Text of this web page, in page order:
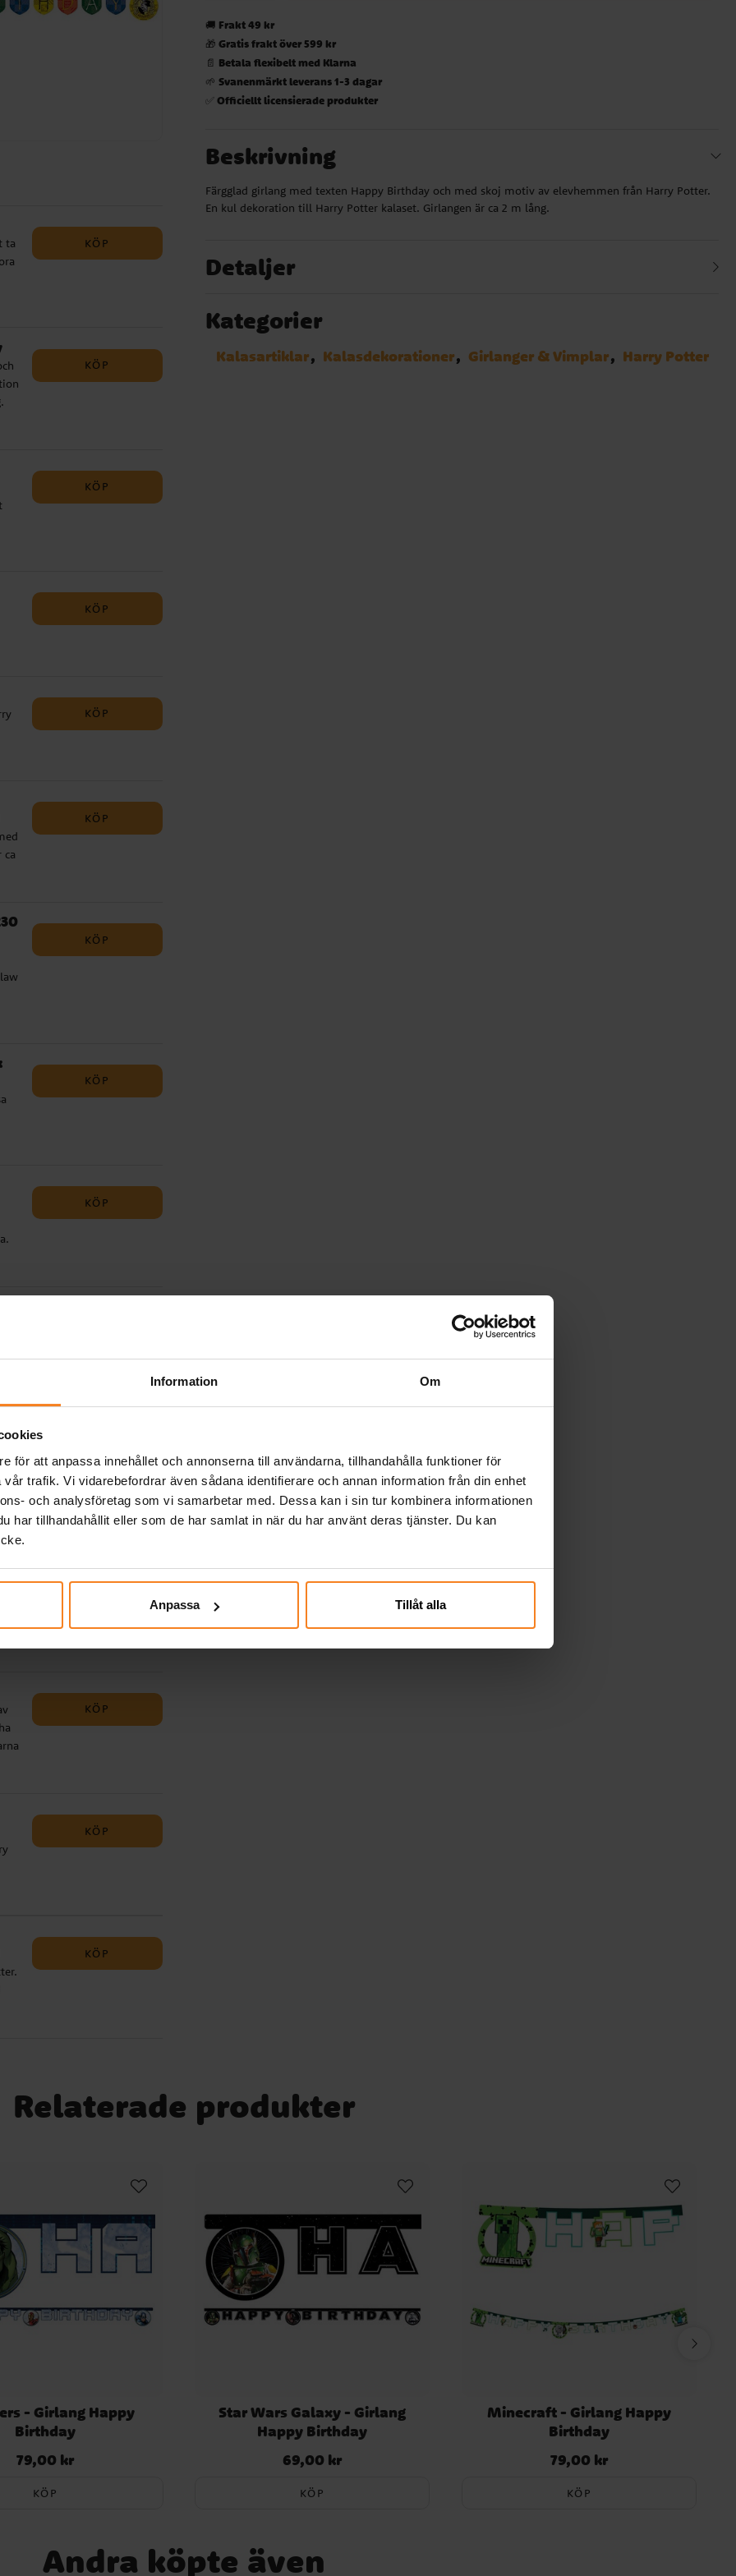
Information Om
för att anpassa innehållet och annonserna till användarna, tillhandahålla funktioner för
trafik. Vi vidarebefordrar även sådana identifierare och annan information från din enhet
och analysföretag som vi samarbetar med. Dessa kan i sin tur kombinera informationen
har tillhandahållit eller som de har samlat in när du har använt deras tjänster. Du kan
Anpassa Tillåt alla
ta
KÖP
KÖP
KÖP
KÖP
KÖP
KÖP
KÖP
KÖP
KÖP
KÖP
KÖP
KÖP
KÖP
🚚 Frakt 49 kr
🎁Gratis frakt över 599 kr
📄 Betala flexibelt med Klarna
🌱Svanenmärkt leverans 1-3 dagar
✅Officiellt licensierade produkter
Beskrivning
Färgglad girlang med texten Happy Birthday och med skoj motiv av elevhemmen från Harry Potter.
En kul dekoration till Harry Potter kalaset. Girlangen är ca 2 m lång.
Detaljer
Kategorier
Kalasartiklar Kalasdekorationer Girlanger & Vimplar Harry Potter
Relaterade produkter
- Girlang Happy
Birthday
Pris:79,00 kr
79,00 kr
KÖP
Star Wars Galaxy - Girlang
Happy Birthday
Pris:69,00 kr
69,00 kr
KÖP
Minecraft - Girlang Happy
Birthday
Pris:79,00 kr
79,00 kr
KÖP
Andra köpte även